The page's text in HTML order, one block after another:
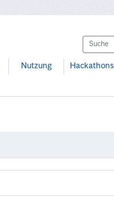
Nutzung Hackathons